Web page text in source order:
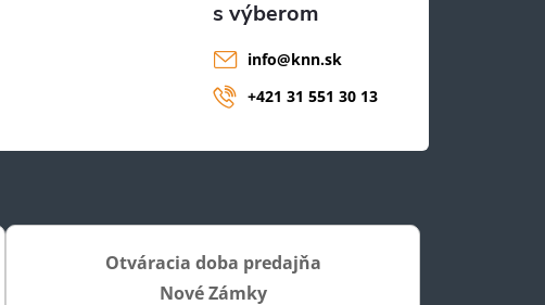
info@knn.sk
+421 31 551 30 13
Otváracia doba predajňa
Nové Zámky